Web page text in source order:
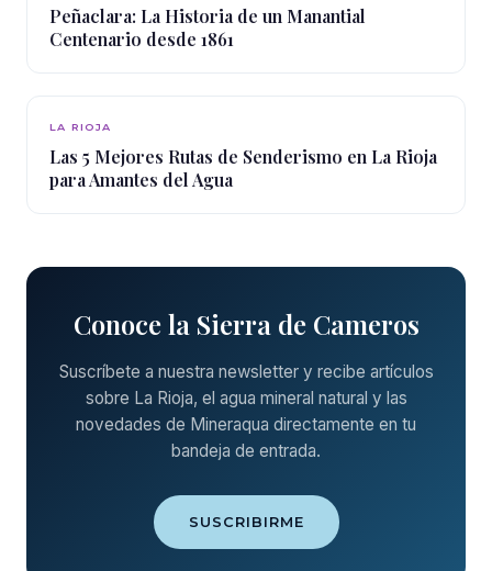
Peñaclara: La Historia de un Manantial
Centenario desde 1861
LA RIOJA
Las 5 Mejores Rutas de Senderismo en La Rioja
para Amantes del Agua
Conoce la Sierra de Cameros
Suscríbete a nuestra newsletter y recibe artículos
sobre La Rioja, el agua mineral natural y las
novedades de Mineraqua directamente en tu
bandeja de entrada.
SUSCRIBIRME